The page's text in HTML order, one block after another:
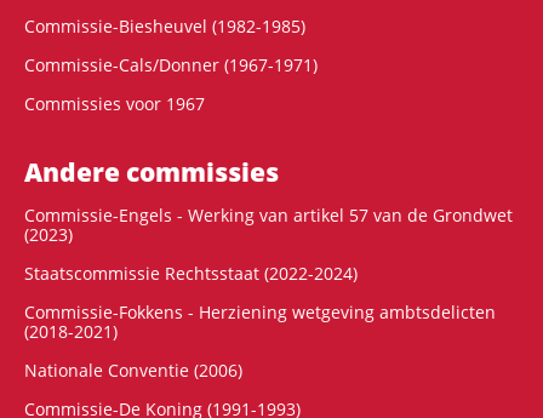
Commissie-Biesheuvel (1982-1985)
Commissie-Cals/Donner (1967-1971)
Commissies voor 1967
Andere commissies
Commissie-Engels - Werking van artikel 57 van de Grondwet
(2023)
Staatscommissie Rechtsstaat (2022-2024)
Commissie-Fokkens - Herziening wetgeving ambtsdelicten
(2018-2021)
Nationale Conventie (2006)
Commissie-De Koning (1991-1993)